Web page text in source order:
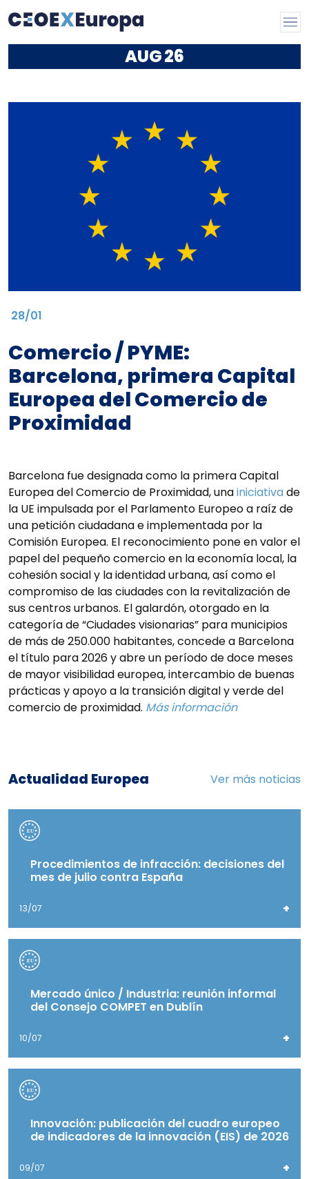
AUG26
28/01
Comercio / PYME:
Barcelona, primera Capital
Europea del Comercio de
Proximidad
Barcelona fue designada como la primera Capital
Europea del Comercio de Proximidad, unainiciativade
la UE impulsada por el Parlamento Europeo a raíz de
una petición ciudadana e implementada por la
Comisión Europea. El reconocimiento pone en valor el
papel del pequeño comercio en la economía local, la
cohesión social y la identidad urbana, así como el
compromiso de las ciudades con la revitalización de
sus centros urbanos. El galardón, otorgado en la
categoría de “Ciudades visionarias” para municipios
de más de 250.000 habitantes, concede a Barcelona
el título para 2026 y abre un período de doce meses
de mayor visibilidad europea, intercambio de buenas
prácticas y apoyo a la transición digital y verde del
comercio de proximidad. Más información
Actualidad Europea Ver más noticias
Procedimientos de infracción: decisiones del
mes de julio contra España
13/07 +
Mercado único / Industria: reunión informal
del Consejo COMPET en Dublín
10/07 +
Innovación: publicación del cuadro europeo
de indicadores de la innovación (EIS) de 2026
09/07 +